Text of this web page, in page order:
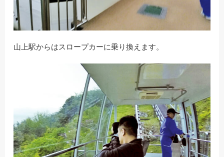
山上駅からはスロープカーに乗り換えます。